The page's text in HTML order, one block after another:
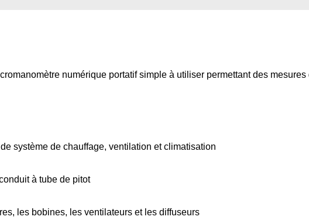
numérique portatif simple à utiliser permettant des
système de chauffage, ventilation et climatisation
à tube de pitot
les bobines, les ventilateurs et les diffuseurs